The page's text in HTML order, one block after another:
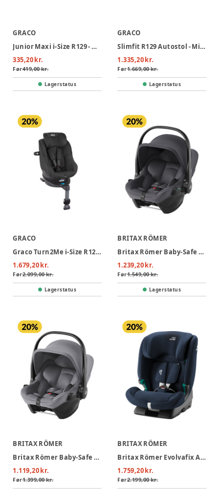
GRACO
Junior Maxi i-Size R129 - Midnight
335,20 kr.
Før419,00 kr.
Lagerstatus
GRACO
Slimfit R129 Autostol - Midnight
1.335,20 kr.
Før1.669,00 kr.
Lagerstatus
GRACO
Graco Turn2Me i-Size R129 Autostol - Midnight
1.679,20 kr.
Før2.099,00 kr.
Lagerstatus
BRITAX RÖMER
Britax Römer Baby-Safe Core Autostol - Midnight Grey
1.239,20 kr.
Før1.549,00 kr.
Lagerstatus
BRITAX RÖMER
Britax Römer Baby-Safe Core Autostol - Frost Grey
1.119,20 kr.
Før1.399,00 kr.
BRITAX RÖMER
Britax Römer Evolvafix Autostol - Night Blue
1.759,20 kr.
Før2.199,00 kr.